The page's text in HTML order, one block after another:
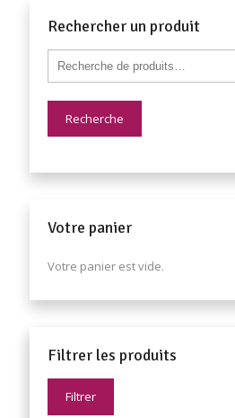
Rechercher un produit
Recherche
Votre panier
Votre panier est vide.
Filtrer les produits
Filtrer